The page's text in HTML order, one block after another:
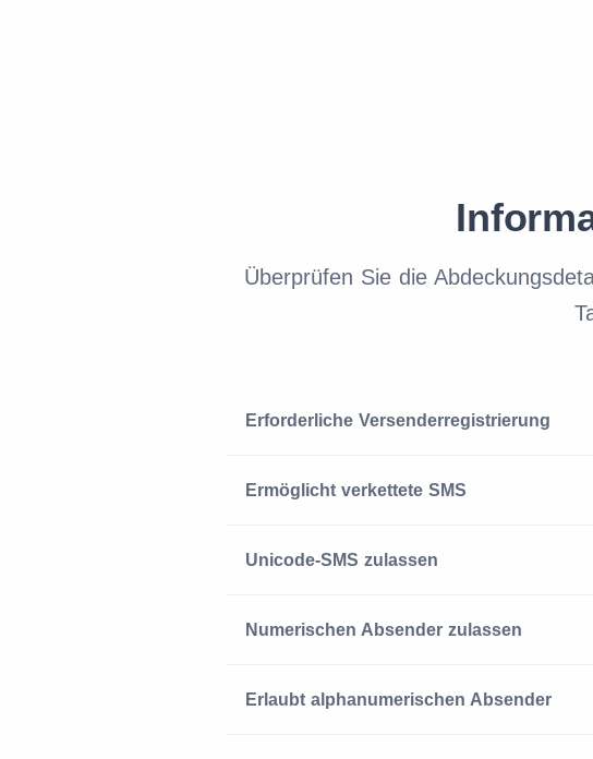
Überprüfen Sie die
Erforderliche Versenderregistrierung
Ermöglicht verkettete SMS
Unicode-SMS zulassen
Numerischen Absender zulassen
Erlaubt alphanumerischen Absender